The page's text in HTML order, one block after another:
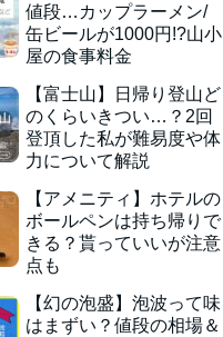
値段…カップラーメン/
缶ビールが1000円!?山小
屋の食事料金
【富士山】日帰り登山ど
のくらいきつい…？2回
登頂した私が難易度や体
力について解説
【アメニティ】ホテルの
ボールペンは持ち帰りで
きる？貰っていいが注意
点も
【幻の泡盛】泡波って味
はまずい？値段の相場＆